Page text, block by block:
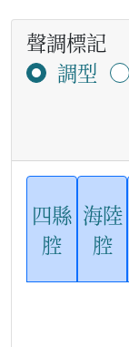
聲調標記
調型
四縣
腔
海陸
腔